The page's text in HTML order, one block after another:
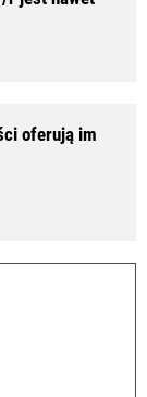
oferują im